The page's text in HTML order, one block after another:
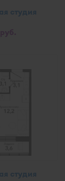
студия
студия